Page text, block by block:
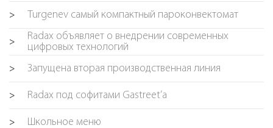
> Turgenev самый компактный пароконвектомат
>
Radax объявляет о внедрении современных
цифровых технологий
> Запущена вторая производственная линия
> Radax под софитами Gastreet’a
> Школьное меню